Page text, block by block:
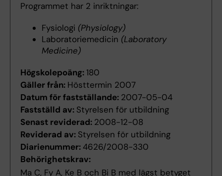
Programmet har 2 inriktningar:
Fysiologi (Physiology)
Laboratoriemedicin (Laboratory
Medicine)
Högskolepoäng:180
Gäller från: Hösttermin 2007
Datum för fastställande: 2007-05-04
Fastställd av: Styrelsen för utbildning
Senast reviderad: 2008-12-08
Reviderad av: Styrelsen för utbildning
Diarienummer:4626/2008-330
Behörighetskrav:
Ma C, Fy A, Ke B och Bi B med lägst betyget